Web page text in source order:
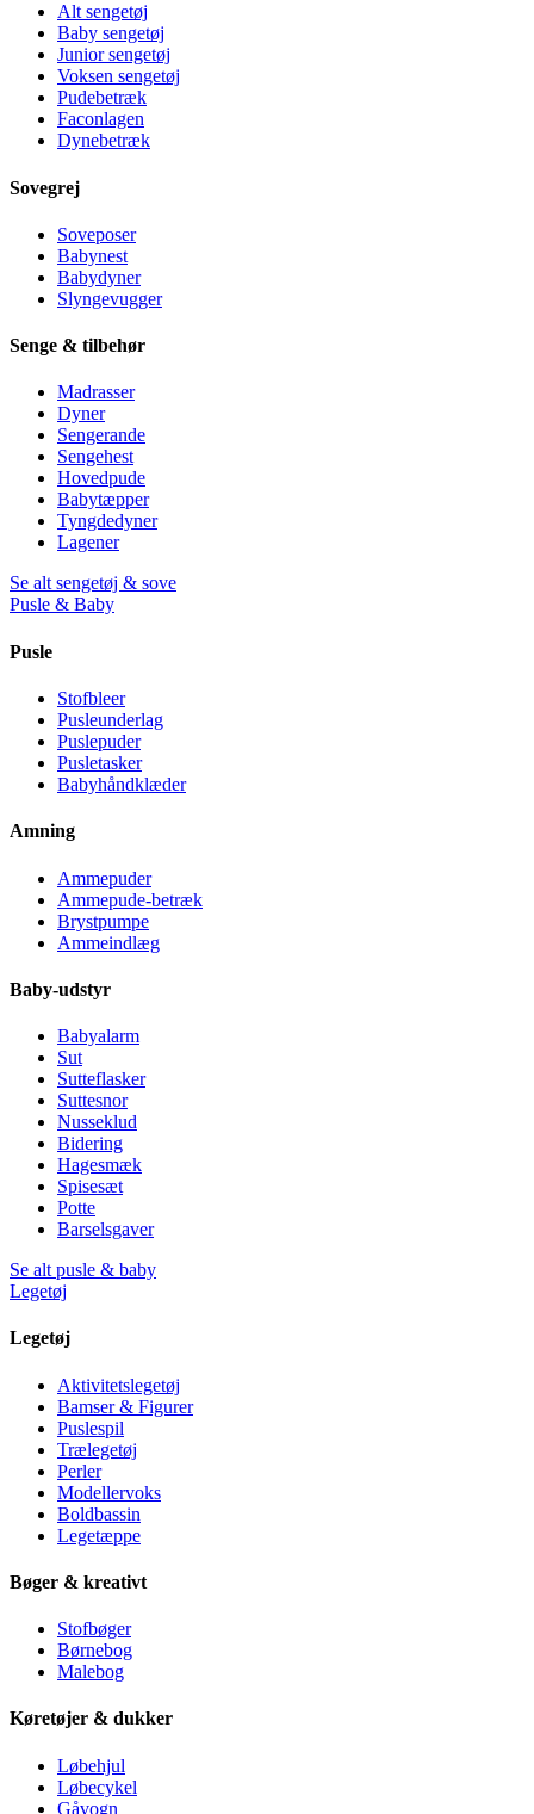
Alt sengetøj
Baby sengetøj
Junior sengetøj
Voksen sengetøj
Pudebetræk
Faconlagen
Dynebetræk
Sovegrej
Soveposer
Babynest
Babydyner
Slyngevugger
Senge & tilbehør
Madrasser
Dyner
Sengerande
Sengehest
Hovedpude
Babytæpper
Tyngdedyner
Lagener
Se alt sengetøj & sove
Pusle & Baby
Pusle
Stofbleer
Pusleunderlag
Puslepuder
Pusletasker
Babyhåndklæder
Amning
Ammepuder
Ammepude-betræk
Brystpumpe
Ammeindlæg
Baby-udstyr
Babyalarm
Sut
Sutteflasker
Suttesnor
Nusseklud
Bidering
Hagesmæk
Spisesæt
Potte
Barselsgaver
Se alt pusle & baby
Legetøj
Legetøj
Aktivitetslegetøj
Bamser & Figurer
Puslespil
Trælegetøj
Perler
Modellervoks
Boldbassin
Legetæppe
Bøger & kreativt
Stofbøger
Børnebog
Malebog
Køretøjer & dukker
Løbehjul
Løbecykel
Gåvogn